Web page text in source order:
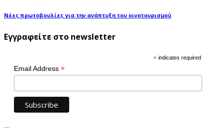
Νέες πρωτοβουλίες για την ανάπτυξη του οινοτουρισμού
Εγγραφείτε στο newsletter
* indicates required
Email Address *